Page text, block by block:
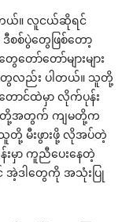
တယ်။ လူငယ်ဆိုရင်
စစ်ပွဲတွေဖြစ်တော့
တော်တော်များများ
ေလည်း ပါတယ်။ သူတို့
ာင်ထဲမှာ လိုက်ပုန်း
။ သူတို့အတွက် ကျမတို့က
သူတို့ မီးဖွားဖို့ လိုအပ်တဲ့
းမှာ ကူညီပေးနေတဲ့
အဲ့ဒါတွေကို အသုံးပြု